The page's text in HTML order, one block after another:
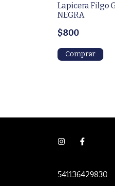
Lapicera Filgo
NEGRA
$800
541136429830